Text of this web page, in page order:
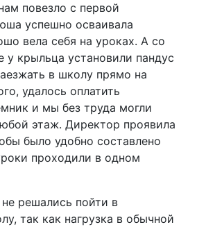
повезло с первой
успешно осваивала
вела себя на уроках. А со
у крыльца установили пандус
в школу прямо на
удалось оплатить
и мы без труда могли
этаж. Директор проявила
было удобно составлено
проходили в одном
решались пойти в
так как нагрузка в обычной